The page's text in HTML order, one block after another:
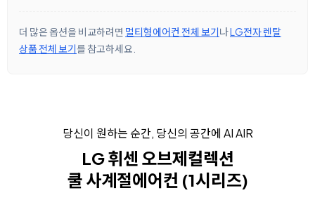
더 많은 옵션을 비교하려면 멀티형에어컨 전체 보기나LG전자 렌탈
상품 전체 보기를 참고하세요.
당신이 원하는 순간, 당신의 공간에 AI AIR
LG 휘센 오브제컬렉션
쿨 사계절에어컨 (1시리즈)